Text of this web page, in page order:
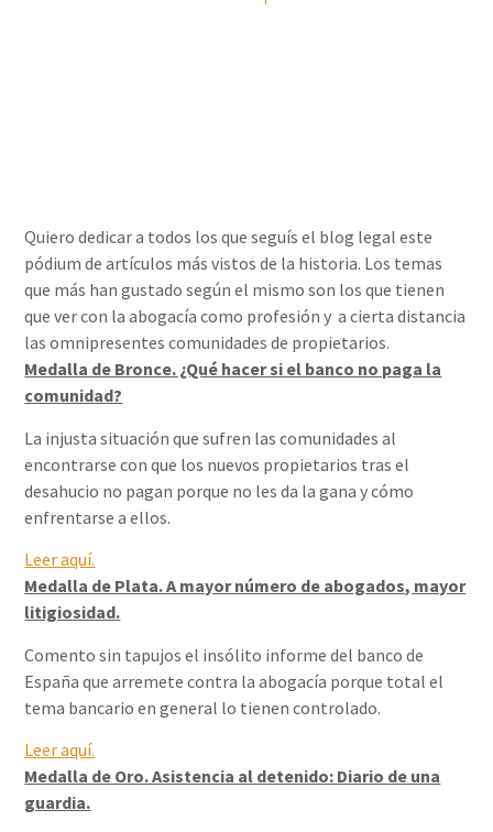
Quiero dedicar a todos los que seguís el blog legal este
pódium de artículos más vistos de la historia. Los temas
que más han gustado según el mismo son los que tienen
que ver con la abogacía como profesión y a cierta distancia
las omnipresentes comunidades de propietarios.
Medalla de Bronce. ¿Qué hacer si el banco no paga la
comunidad?
La injusta situación que sufren las comunidades al
encontrarse con que los nuevos propietarios tras el
desahucio no pagan porque no les da la gana y cómo
enfrentarse a ellos.
Leer aquí.
Medalla de Plata. A mayor número de abogados, mayor
litigiosidad.
Comento sin tapujos el insólito informe del banco de
España que arremete contra la abogacía porque total el
tema bancario en general lo tienen controlado.
Leer aquí.
Medalla de Oro. Asistencia al detenido: Diario de una
guardia.